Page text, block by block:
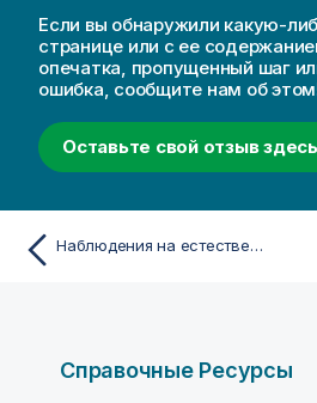
Если вы обнаружили какую-
странице или с ее
опечатка, пропущенный шаг
ошибка, сообщите нам об
Оставьте свой отзыв здесь
Наблюдения на естественном языке
Справочные Ресурсы